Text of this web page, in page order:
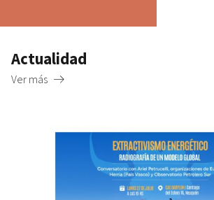
Actualidad
Ver más